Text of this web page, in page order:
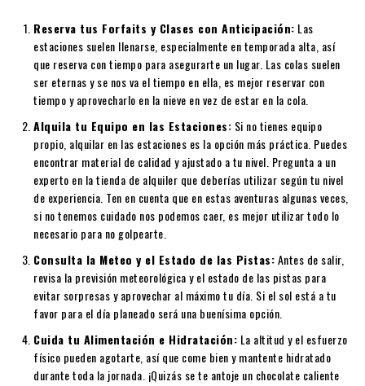
Reserva tus Forfaits y Clases con Anticipación: Las
estaciones suelen llenarse, especialmente en temporada alta, así
que reserva con tiempo para asegurarte un lugar. Las colas suelen
ser eternas y se nos va el tiempo en ella, es mejor reservar con
tiempo y aprovecharlo en la nieve en vez de estar en la cola.
Alquila tu Equipo en las Estaciones: Si no tienes equipo
propio, alquilar en las estaciones es la opción más práctica. Puedes
encontrar material de calidad y ajustado a tu nivel. Pregunta a un
experto en la tienda de alquiler que deberías utilizar según tu nivel
de experiencia. Ten en cuenta que en estas aventuras algunas veces,
si no tenemos cuidado nos podemos caer, es mejor utilizar todo lo
necesario para no golpearte.
Consulta la Meteo y el Estado de las Pistas:Antes de salir,
revisa la previsión meteorológica y el estado de las pistas para
evitar sorpresas y aprovechar al máximo tu día. Si el sol está a tu
favor para el día planeado será una buenísima opción.
Cuida tu Alimentación e Hidratación: La altitud y el esfuerzo
físico pueden agotarte, así que come bien y mantente hidratado
durante toda la jornada. ¡Quizás se te antoje un chocolate caliente